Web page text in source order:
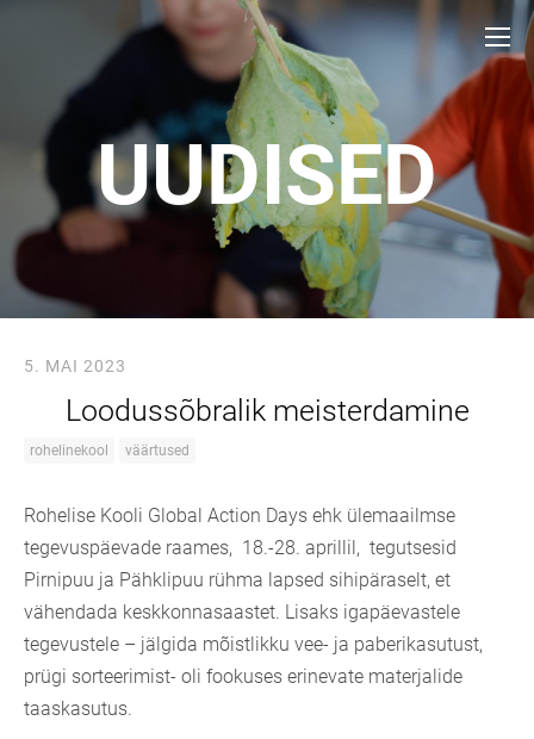
UUDISED
5. MAI 2023
Loodussõbralik meisterdamine
rohelinekool väärtused
Rohelise Kooli Global Action Days ehk ülemaailmse
tegevuspäevade raames, 18.-28. aprillil, tegutsesid
Pirnipuu ja Pähklipuu rühma lapsed sihipäraselt, et
vähendada keskkonnasaastet. Lisaks igapäevastele
tegevustele – jälgida mõistlikku vee- ja paberikasutust,
prügi sorteerimist- oli fookuses erinevate materjalide
taaskasutus.